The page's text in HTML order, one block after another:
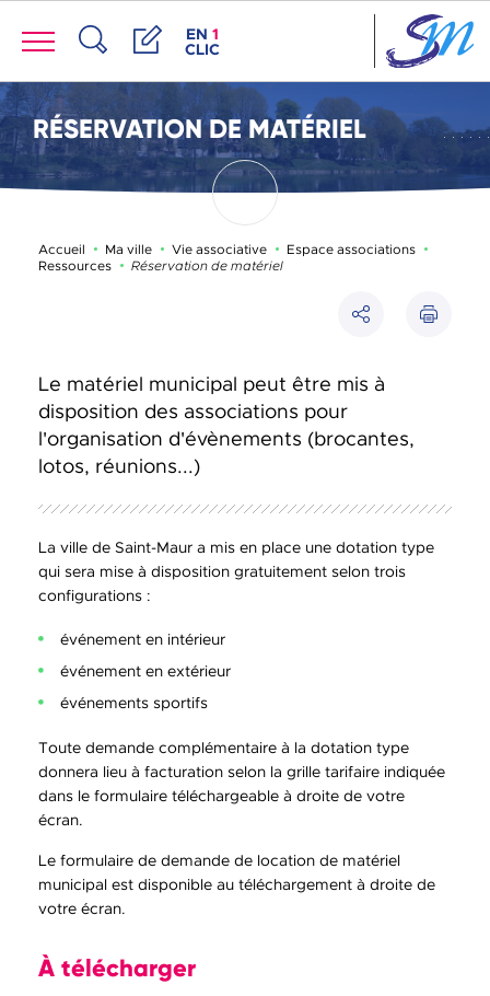
Menu ACCÈS DE LA FENÊTRE DES
EN 1
CLIC
RÉSERVATION DE MATÉRIEL
Accueil Ma ville Vie associative
Espace associations
Ressources
Page active :
Réservation de matériel
Partager
Imprimer
Le matériel municipal peut être mis à
disposition des associations pour
l'organisation d'évènements (brocantes,
lotos, réunions...)
La ville de Saint-Maur a mis en place une dotation type
qui sera mise à disposition gratuitement selon trois
configurations :
événement en intérieur
événement en extérieur
événements sportifs
Toute demande complémentaire à la dotation type
donnera lieu à facturation selon la grille tarifaire indiquée
dans le formulaire téléchargeable à droite de votre
écran.
Le formulaire de demande de location de matériel
municipal est disponible au téléchargement à droite de
votre écran.
À télécharger
Panneau de gestion des cookies